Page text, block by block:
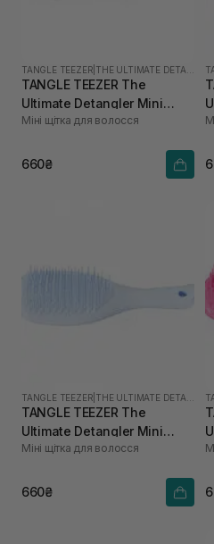
TANGLE TEEZER
TANGLE TEEZER The
Ultimate Detangler Mini
Liquorice Black
Міні щітка для волосся
660₴
TANGLE TEEZER
TANGLE TEEZER The
Ultimate Detangler Mini
Digital Lavender
Міні щітка для волосся
660₴